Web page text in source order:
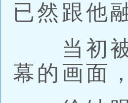
已然跟他
当初被
幕的画面